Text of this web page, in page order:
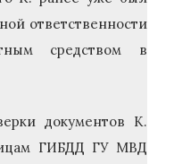
ответственности
средством в
документов К.
ГИБДД ГУ МВД